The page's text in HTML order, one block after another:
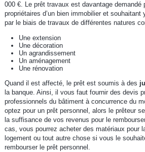
000 €. Le prêt travaux est davantage demandé
propriétaires d’un bien immobilier et souhaitant
par le biais de travaux de différentes natures
Une extension
Une décoration
Un agrandissement
Un aménagement
Une rénovation
Quand il est affecté, le prêt est soumis à des
la banque. Ainsi, il vous faut fournir des devis
professionnels du bâtiment à concurrence du
optez pour un prêt personnel, alors le prêteur
la suffisance de vos revenus pour le
cas, vous pourrez acheter des matériaux pour
logement ou tout autre chose si vous le
rembourser le prêt personnel.